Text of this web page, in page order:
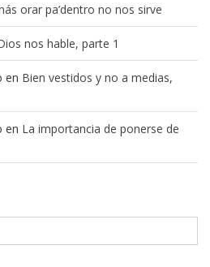
orar pa’dentro no nos sirve
nos hable, parte 1
en Bien vestidos y no a medias,
en La importancia de ponerse de